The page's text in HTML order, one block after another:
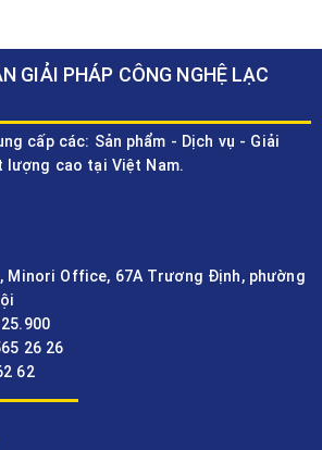
GIẢI PHÁP CÔNG NGHỆ LẠC
cấp các: Sản phẩm - Dịch vụ - Giải
lượng cao tại Việt Nam.
Minori Office, 67A Trương Định, phường
26 26
62